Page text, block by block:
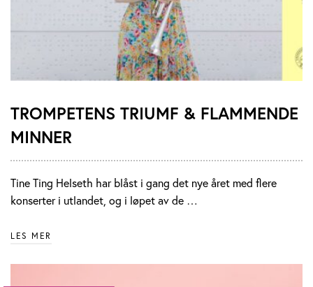
TROMPETENS TRIUMF & FLAMMENDE
MINNER
Tine Ting Helseth har blåst i gang det nye året med flere
konserter i utlandet, og i løpet av de …
LES MER